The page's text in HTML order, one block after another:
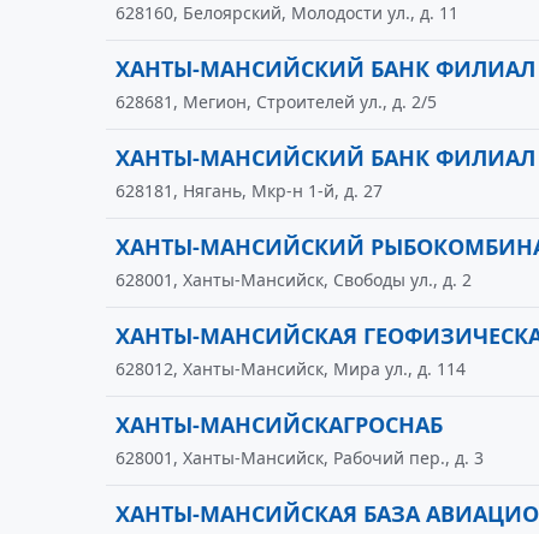
628160, Белоярский, Молодости ул., д. 11
ХАНТЫ-МАНСИЙСКИЙ БАНК ФИЛИАЛ
628681, Мегион, Строителей ул., д. 2/5
ХАНТЫ-МАНСИЙСКИЙ БАНК ФИЛИАЛ
628181, Нягань, Мкр-н 1-й, д. 27
ХАНТЫ-МАНСИЙСКИЙ
628001, Ханты-Мансийск, Свободы ул., д. 2
ХАНТЫ-МАНСИЙСКАЯ
628012, Ханты-Мансийск, Мира ул., д. 114
ХАНТЫ-МАНСИЙСКАГРОСНАБ
628001, Ханты-Мансийск, Рабочий пер., д. 3
ХАНТЫ-МАНСИЙСКАЯ БАЗА